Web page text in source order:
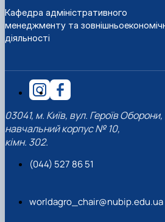
Кафедра адміністративного
менеджменту та
діяльності
03041, м. Київ, вул. Героїв Оборони,
навчальний корпус № 10,
кімн. 302.
(044) 527 86 51
worldagro_chair@nubip.edu.ua